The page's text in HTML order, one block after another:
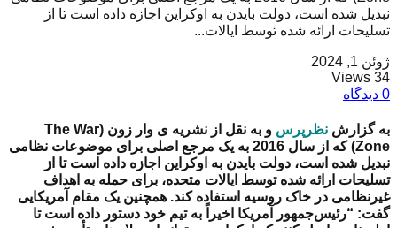
نبدیل شده است، دولت بایدن به اوکراین اجازه داده است تا از
تسلیحات ارائه شده توسط ایالات...
ژوئن 1, 2024
34 Views
0 دیدگاه
به گزارش نظرپرس
و به نقل از نشریه ی وار زون (The War
Zone) که از سال 2016 به یک مرجع اصلی برای موضوعات نظامی
نبدیل شده است، دولت بایدن به اوکراین اجازه داده است تا از
تسلیحات ارائه شده توسط ایالات متحده، برای حمله به اهداف
غیرنظامی در خاک روسیه استفاده کند. همچنین یک مقام آمریکایی
گفت: “رئیس‌جمهور آمریکا اخیراً به تیم خود دستور داده است تا